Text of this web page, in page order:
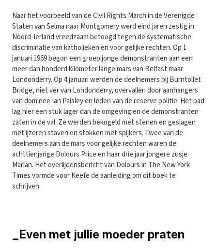
Naar het voorbeeld van de Civil Rights March in de Verenigde
Staten van Selma naar Montgomery werd eind jaren zestig in
Noord-Ierland vreedzaam betoogd tegen de systematische
discriminatie van katholieken en voor gelijke rechten. Op 1
januari 1969 begon een groep jonge demonstranten aan een
meer dan honderd kilometer lange mars van Belfast maar
Londonderry. Op 4 januari werden de deelnemers bij Burntollet
Bridge, niet ver van Londonderry, overvallen door aanhangers
van dominee Ian Paisley en leden van de reserve politie. Het pad
lag hier een stuk lager dan de omgeving en de demonstranten
zaten in de val. Ze werden bekogeld met stenen en geslagen
met ijzeren staven en stokken met spijkers. Twee van de
deelnemers aan de mars voor gelijke rechten waren de
achttienjarige Dolours Price en haar drie jaar jongere zusje
Marian. Het overlijdensbericht van Dolours in The New York
Times vormde voor Keefe de aanleiding om dit boek te
schrijven.
_Even met jullie moeder praten